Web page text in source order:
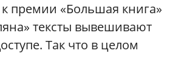
к премии «Большая книга»
тексты вывешивают
Так что в целом